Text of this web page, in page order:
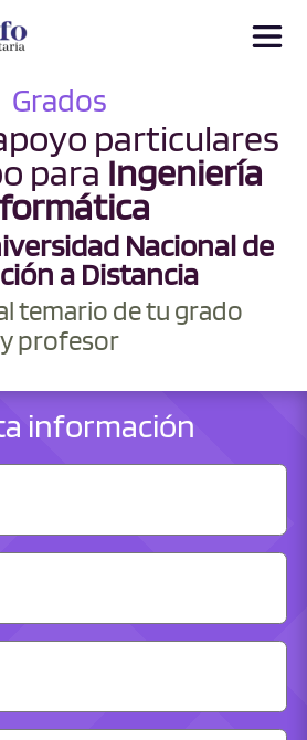
Grados
particulares
para Ingeniería
Nacional de
a Distancia
temario de tu grado
y profesor
información